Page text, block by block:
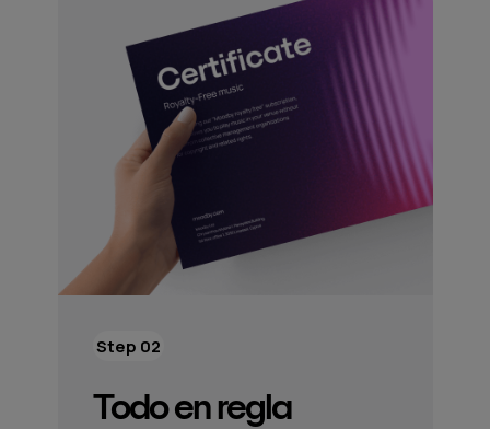
Todo en regla
Step 02